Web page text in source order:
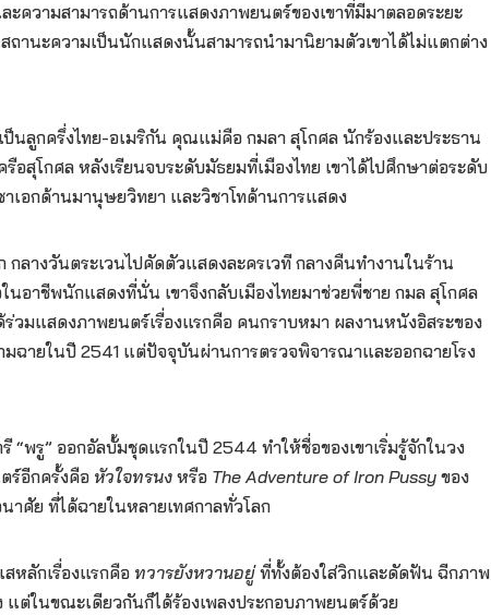
ความสามารถด้านการแสดงภาพยนตร์ของเขาที่มีมาตลอดระยะ
ถานะความเป็นนักแสดงนั้นสามารถนำมานิยามตัวเขาได้ไม่แตกต่าง
ป็นลูกครึ่งไทย-อเมริกัน คุณแม่คือ กมลา สุโกศล นักร้องและประธาน
อสุโกศล หลังเรียนจบระดับมัธยมที่เมืองไทย เขาได้ไปศึกษาต่อระดับ
เอกด้านมานุษยวิทยา และวิชาโทด้านการแสดง
กลางวันตระเวนไปคัดตัวแสดงละครเวที กลางคืนทำงานในร้าน
นอาชีพนักแสดงที่นั่น เขาจึงกลับเมืองไทยมาช่วยพี่ชาย กมล สุโกศล
ร่วมแสดงภาพยนตร์เรื่องแรกคือ คนกราบหมา ผลงานหนังอิสระของ
ายในปี 2541 แต่ปัจจุบันผ่านการตรวจพิจารณาและออกฉายโรง
พรู” ออกอัลบั้มชุดแรกในปี 2544 ทำให้ชื่อของเขาเริ่มรู้จักในวง
ร์อีกครั้งคือ หัวใจทรนง หรือ The Adventure of Iron Pussy ของ
าศัย ที่ได้ฉายในหลายเทศกาลทั่วโลก
หลักเรื่องแรกคือ ทวารยังหวานอยู่ที่ทั้งต้องใส่วิกและดัดฟัน ฉีกภาพ
แต่ในขณะเดียวกันก็ได้ร้องเพลงประกอบภาพยนตร์ด้วย